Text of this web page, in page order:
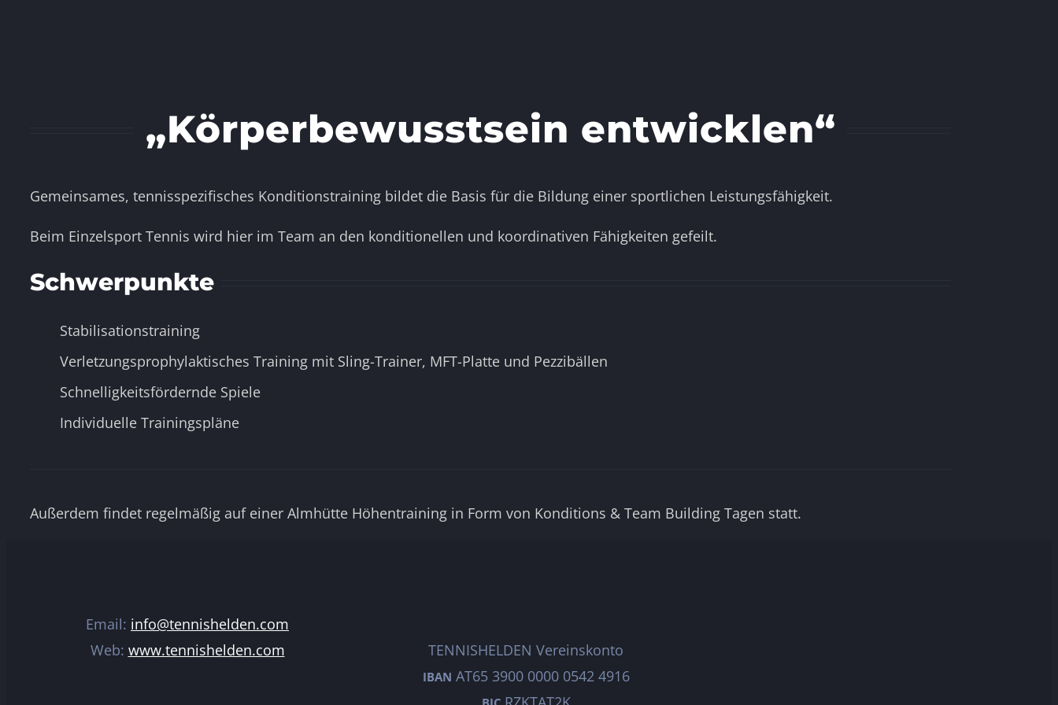
„Körperbewusstsein entwicklen“
Gemeinsames, tennisspezifisches Konditionstraining bildet die Basis für die Bildung einer sportlichen Leistungsfähigkeit.
Beim Einzelsport Tennis wird hier im Team an den konditionellen und koordinativen Fähigkeiten gefeilt.
Schwerpunkte
Stabilisationstraining
Verletzungsprophylaktisches Training mit Sling-Trainer, MFT-Platte und Pezzibällen
Schnelligkeitsfördernde Spiele
Individuelle Trainingspläne
Außerdem findet regelmäßig auf einer Almhütte Höhentraining in Form von Konditions & Team Building Tagen statt.
Email: info@tennishelden.com
Web: www.tennishelden.com TENNISHELDEN Vereinskonto
IBAN AT65 3900 0000 0542 4916